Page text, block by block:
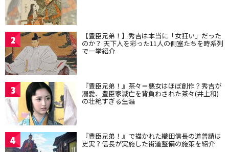
2 【豊臣兄弟！】秀吉は本当に「女狂い」だった
のか？ 天下人を彩った11人の側室たちを時系列
で一挙紹介
3 『豊臣兄弟！』茶々＝悪女はほぼ創作？秀吉が
溺愛、豊臣家滅亡を背負わされた茶々(井上和)
の壮絶すぎる生涯
4 『豊臣兄弟！』で描かれた織田信長の道普請は
史実？信長が実施した街道整備の施策を紹介